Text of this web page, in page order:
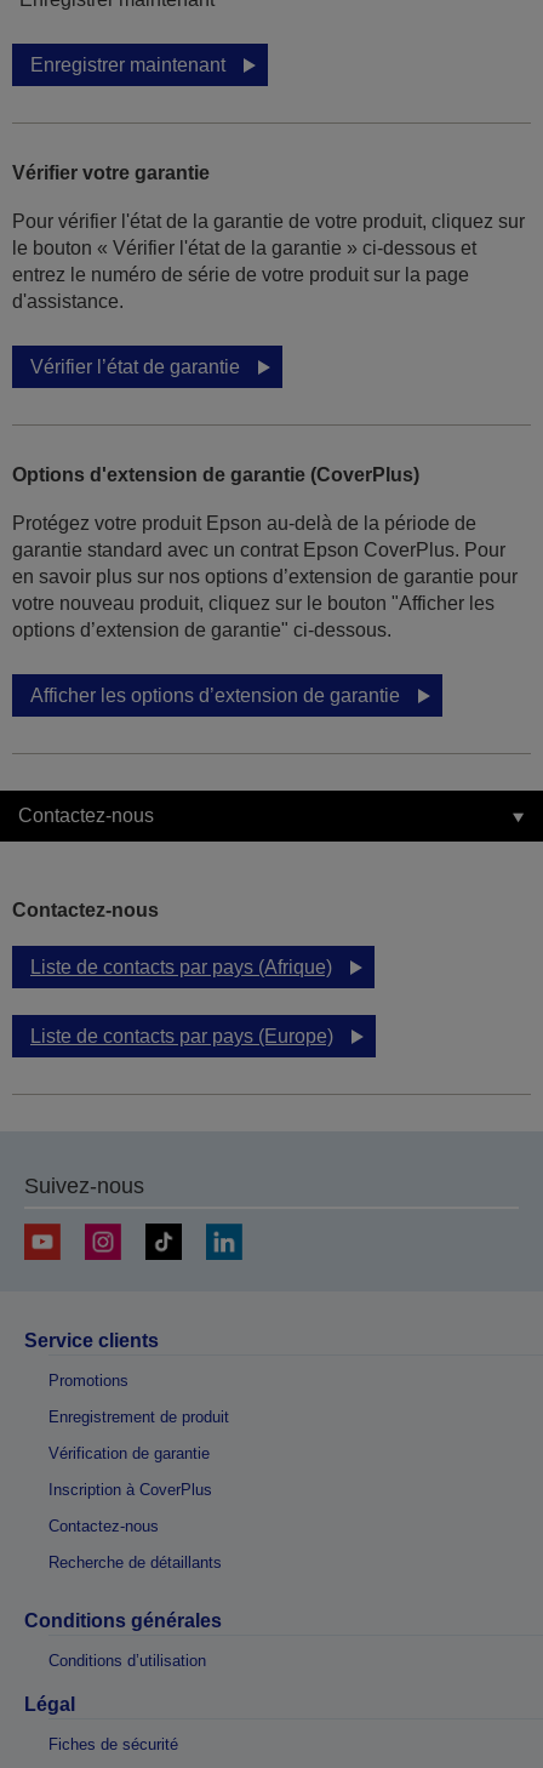
Enregistrer maintenant
Vérifier votre garantie
Pour vérifier l'état de la garantie de votre produit, cliquez sur
le bouton « Vérifier l'état de la garantie » ci-dessous et
entrez le numéro de série de votre produit sur la page
d'assistance.
Vérifier l’état de garantie
Options d'extension de garantie (CoverPlus)
Protégez votre produit Epson au-delà de la période de
garantie standard avec un contrat Epson CoverPlus. Pour
en savoir plus sur nos options d’extension de garantie pour
votre nouveau produit, cliquez sur le bouton "Afficher les
options d’extension de garantie" ci-dessous.
Afficher les options d’extension de garantie
Contactez-nous
Contactez-nous
Liste de contacts par pays (Afrique)
Liste de contacts par pays (Europe)
Suivez-nous
Service clients
Promotions
Enregistrement de produit
Vérification de garantie
Inscription à CoverPlus
Contactez-nous
Recherche de détaillants
Conditions générales
Conditions d’utilisation
Légal
Fiches de sécurité